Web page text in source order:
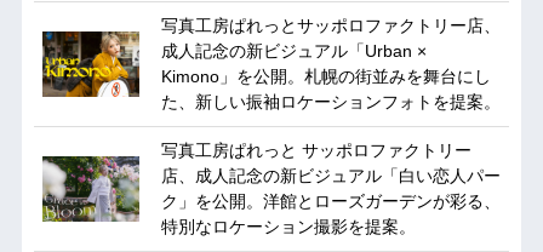
写真工房ぱれっとサッポロファクトリー店、
成人記念の新ビジュアル「Urban ×
Kimono」を公開。札幌の街並みを舞台にし
た、新しい振袖ロケーションフォトを提案。
写真工房ぱれっと サッポロファクトリー
店、成人記念の新ビジュアル「白い恋人パー
ク」を公開。洋館とローズガーデンが彩る、
特別なロケーション撮影を提案。